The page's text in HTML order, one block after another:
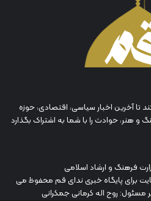
تا آخرین اخبار سیاسی، اقتصادی، حوزه
و هنر، حوادث را با شما به اشتراک بگذارد
فرهنگ و ارشاد اسلامی
برای پایگاه خبری ندای قم محفوظ می
مسئول: روح اله کرمانی جمکرانی